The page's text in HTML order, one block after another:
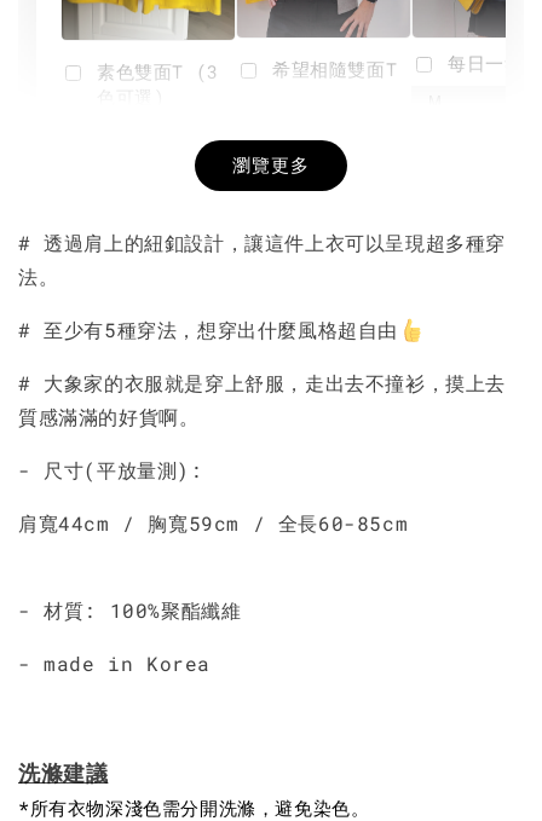
素色雙面T (3
+
希望相隨雙面T
NT$ 190
-
每日一笑
瀏覽更多
# 透過肩上的紐釦設計，讓這件上衣可以呈現超多種穿
法。
# 至少有5種穿法，想穿出什麼風格超自由
# 大象家的衣服就是穿上舒服，走出去不撞衫，摸上去
質感滿滿的好貨啊。
- 尺寸(平放量測):
肩寬44cm / 胸寬59cm / 全長60-85cm
- 材質: 100%聚酯纖維
- made in Korea
洗滌建議
*所有衣物深淺色需分開洗滌，避免染色。